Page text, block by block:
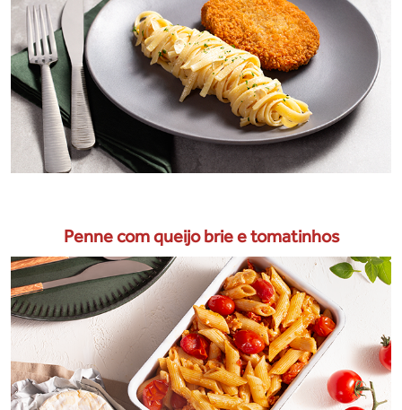
Penne com queijo brie e tomatinhos